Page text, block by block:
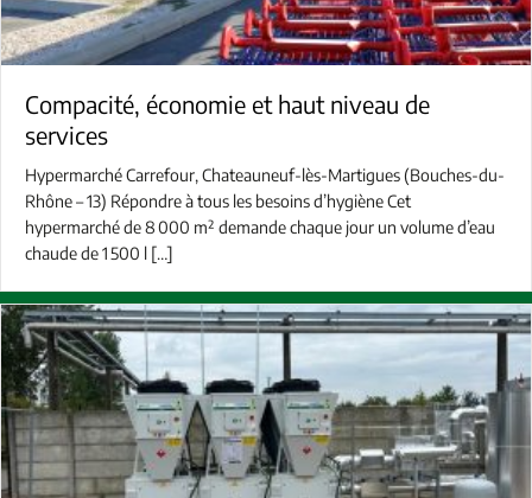
Compacité, économie et haut niveau de
services
Hypermarché Carrefour, Chateauneuf-lès-Martigues (Bouches-du-
Rhône – 13) Répondre à tous les besoins d’hygiène Cet
hypermarché de 8 000 m² demande chaque jour un volume d’eau
chaude de 1 500 l […]